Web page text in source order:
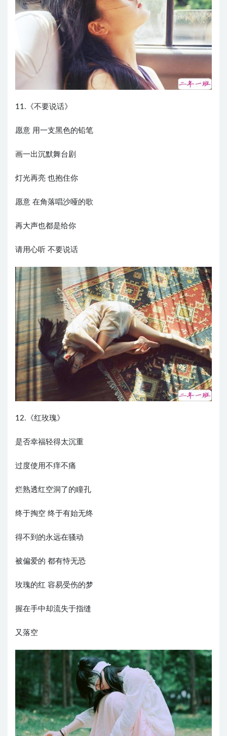
11.《不要说话》
愿意 用一支黑色的铅笔
画一出沉默舞台剧
灯光再亮 也抱住你
愿意 在角落唱沙哑的歌
再大声也都是给你
请用心听 不要说话
12.《红玫瑰》
是否幸福轻得太沉重
过度使用不痒不痛
烂熟透红空洞了的瞳孔
终于掏空 终于有始无终
得不到的永远在骚动
被偏爱的 都有恃无恐
玫瑰的红 容易受伤的梦
握在手中却流失于指缝
又落空